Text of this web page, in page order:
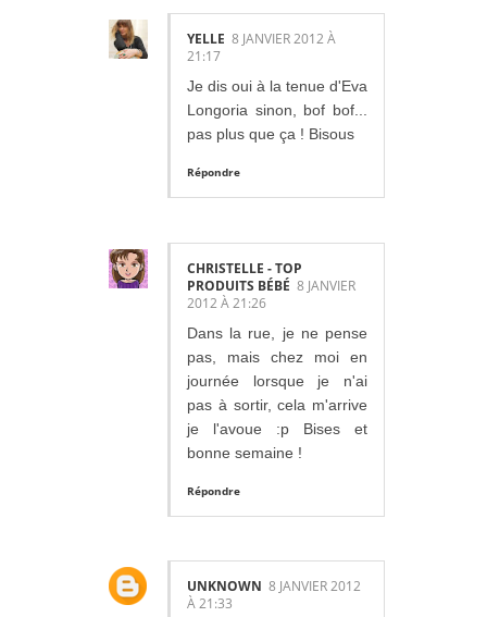
YELLE 8 JANVIER 2012 À
21:17
Je dis oui à la tenue d'Eva
Longoria sinon, bof bof...
pas plus que ça ! Bisous
Répondre
CHRISTELLE - TOP
PRODUITS BÉBÉ 8 JANVIER
2012 À 21:26
Dans la rue, je ne pense
pas, mais chez moi en
journée lorsque je n'ai
pas à sortir, cela m'arrive
je l'avoue :p Bises et
bonne semaine !
Répondre
UNKNOWN 8 JANVIER 2012
À 21:33